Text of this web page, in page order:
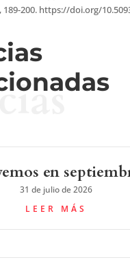
189-200. https://doi.org/
en
31 de julio de 2026
LEER MÁS